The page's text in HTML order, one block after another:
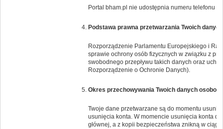
Portal bham.pl nie udostępnia numeru telefonu
Podstawa prawna przetwarzania Twoich
Rozporządzenie Parlamentu Europejskiego i
sprawie ochrony osób fizycznych w związku z
swobodnego przepływu takich danych oraz
Rozporządzenie o Ochronie Danych).
Okres przechowywania Twoich danych
Twoje dane przetwarzane są do momentu
usunięcia konta. W momencie usunięcia konta
głównej, a z kopii bezpieczeństwa znikną w